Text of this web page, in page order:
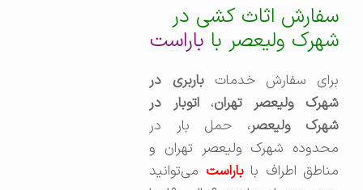
سفارش اثاث کشی در
شهرک ولیعصر با باراست
برای سفارش خدماتباربری در
شهرک ولیعصر تهران،‌اتوبار در
شهرک ولیعصر، حمل بار در
محدوده شهرک ولیعصر تهران و
مناطق اطراف باباراستمی‌توانید